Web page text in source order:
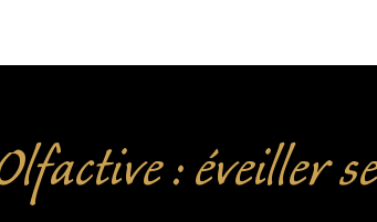
: éveiller